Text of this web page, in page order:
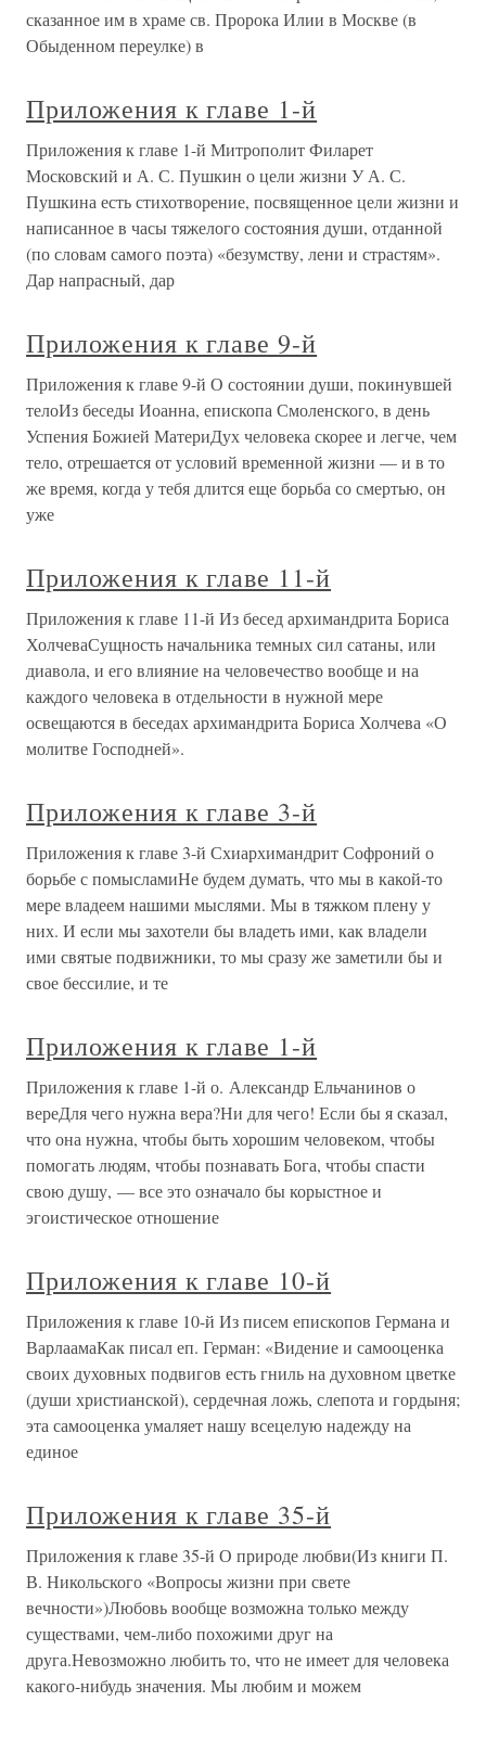
сказанное им в храме св. Пророка Илии в Москве (в
Обыденном переулке) в
Приложения к главе 1-й
Приложения к главе 1-й Митрополит Филарет
Московский и А. С. Пушкин о цели жизни У А. С.
Пушкина есть стихотворение, посвященное цели жизни и
написанное в часы тяжелого состояния души, отданной
(по словам самого поэта) «безумству, лени и страстям».
Дар напрасный, дар
Приложения к главе 9-й
Приложения к главе 9-й О состоянии души, покинувшей
телоИз беседы Иоанна, епископа Смоленского, в день
Успения Божией МатериДух человека скорее и легче, чем
тело, отрешается от условий временной жизни — и в то
же время, когда у тебя длится еще борьба со смертью, он
уже
Приложения к главе 11-й
Приложения к главе 11-й Из бесед архимандрита Бориса
ХолчеваСущность начальника темных сил сатаны, или
диавола, и его влияние на человечество вообще и на
каждого человека в отдельности в нужной мере
освещаются в беседах архимандрита Бориса Холчева «О
молитве Господней».
Приложения к главе 3-й
Приложения к главе 3-й Схиархимандрит Софроний о
борьбе с помысламиНе будем думать, что мы в какой-то
мере владеем нашими мыслями. Мы в тяжком плену у
них. И если мы захотели бы владеть ими, как владели
ими святые подвижники, то мы сразу же заметили бы и
свое бессилие, и те
Приложения к главе 1-й
Приложения к главе 1-й о. Александр Ельчанинов о
вереДля чего нужна вера?Ни для чего! Если бы я сказал,
что она нужна, чтобы быть хорошим человеком, чтобы
помогать людям, чтобы познавать Бога, чтобы спасти
свою душу, — все это означало бы корыстное и
эгоистическое отношение
Приложения к главе 10-й
Приложения к главе 10-й Из писем епископов Германа и
ВарлаамаКак писал еп. Герман: «Видение и самооценка
своих духовных подвигов есть гниль на духовном цветке
(души христианской), сердечная ложь, слепота и гордыня;
эта самооценка умаляет нашу всецелую надежду на
единое
Приложения к главе 35-й
Приложения к главе 35-й О природе любви(Из книги П.
В. Никольского «Вопросы жизни при свете
вечности»)Любовь вообще возможна только между
существами, чем-либо похожими друг на
друга.Невозможно любить то, что не имеет для человека
какого-нибудь значения. Мы любим и можем